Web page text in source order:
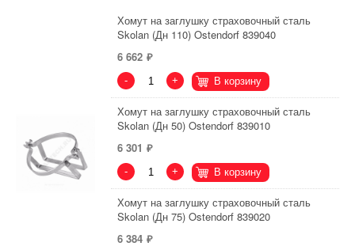
Хомут на заглушку страховочный сталь
Skolan (Дн 110) Ostendorf 839040
6 662
- + В корзину
Хомут на заглушку страховочный сталь
Skolan (Дн 50) Ostendorf 839010
6 301
- + В корзину
Хомут на заглушку страховочный сталь
Skolan (Дн 75) Ostendorf 839020
6 384